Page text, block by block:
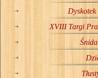
XVIII Targi